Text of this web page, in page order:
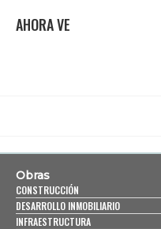
AHORA VE
Obras
CONSTRUCCIÓN
DESARROLLO INMOBILIARIO
INFRAESTRUCTURA